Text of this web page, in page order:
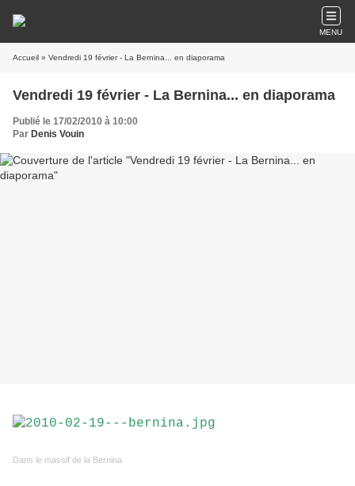
MENU
Accueil » Vendredi 19 février - La Bernina... en diaporama
Vendredi 19 février - La Bernina... en diaporama
Publié le 17/02/2010 à 10:00
Par Denis Vouin
Dans le massif de la Bernina